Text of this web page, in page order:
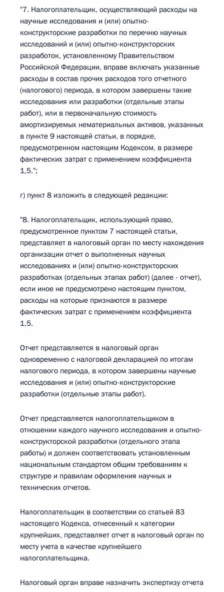
"7. Налогоплательщик, осуществляющий расходы на
научные исследования и (или) опытно-
конструкторские разработки по перечню научных
исследований и (или) опытно-конструкторских
разработок, установленному Правительством
Российской Федерации, вправе включать указанные
расходы в состав прочих расходов того отчетного
(налогового) периода, в котором завершены такие
исследования или разработки (отдельные этапы
работ), или в первоначальную стоимость
амортизируемых нематериальных активов, указанных
в пункте 9 настоящей статьи, в порядке,
предусмотренном настоящим Кодексом, в размере
фактических затрат с применением коэффициента
1,5.";
г) пункт 8 изложить в следующей редакции:
"8. Налогоплательщик, использующий право,
предусмотренное пунктом 7 настоящей статьи,
представляет в налоговый орган по месту нахождения
организации отчет о выполненных научных
исследованиях и (или) опытно-конструкторских
разработках (отдельных этапах работ) (далее - отчет),
если иное не предусмотрено настоящим пунктом,
расходы на которые признаются в размере
фактических затрат с применением коэффициента
1,5.
Отчет представляется в налоговый орган
одновременно с налоговой декларацией по итогам
налогового периода, в котором завершены научные
исследования и (или) опытно-конструкторские
разработки (отдельные этапы работ).
Отчет представляется налогоплательщиком в
отношении каждого научного исследования и опытно-
конструкторской разработки (отдельного этапа
работы) и должен соответствовать установленным
национальным стандартом общим требованиям к
структуре и правилам оформления научных и
технических отчетов.
Налогоплательщик в соответствии со статьей 83
настоящего Кодекса, отнесенный к категории
крупнейших, представляет отчет в налоговый орган по
месту учета в качестве крупнейшего
налогоплательщика.
Налоговый орган вправе назначить экспертизу отчета